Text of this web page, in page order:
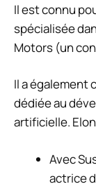
Il est connu
spécialisée
Motors (un
Il a également
dédiée au
artificielle.
Avec
actrice